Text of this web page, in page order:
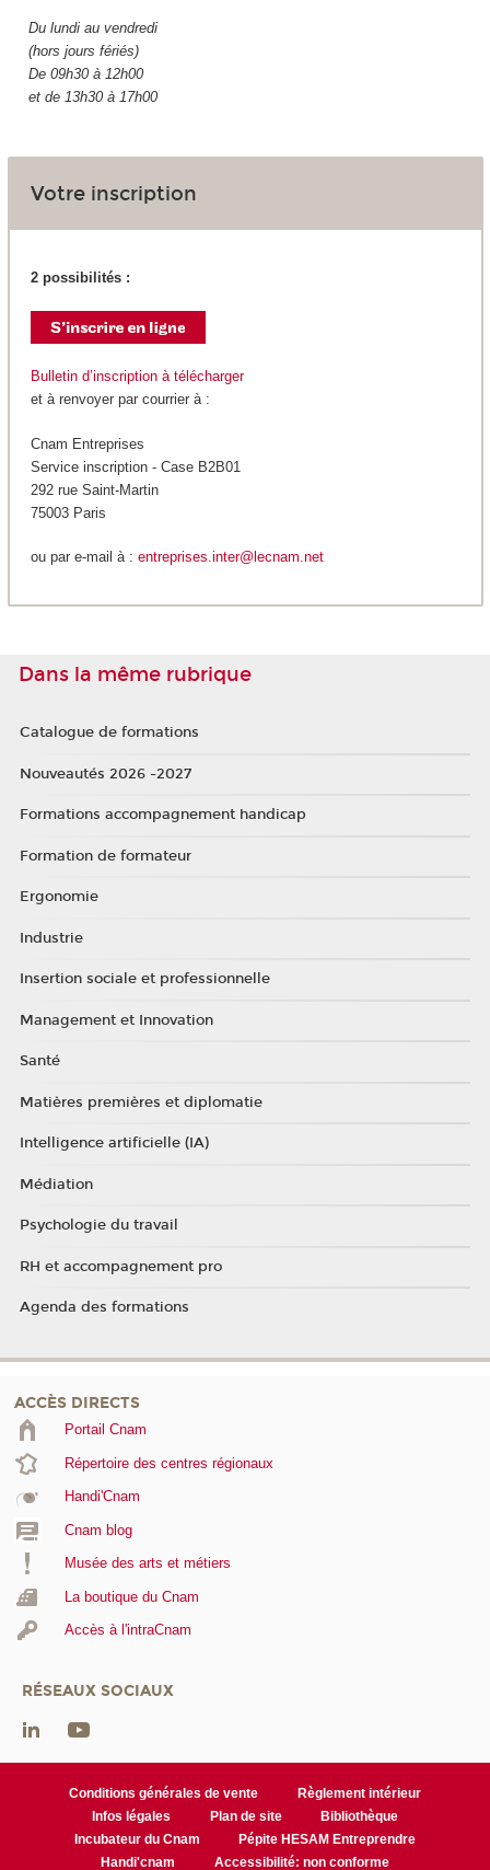
Du lundi au vendredi
(hors jours fériés)
De 09h30 à 12h00
et de 13h30 à 17h00
Votre inscription
2 possibilités :
Bulletin d’inscription à télécharger
et à renvoyer par courrier à :
Cnam Entreprises
Service inscription - Case B2B01
292 rue Saint-Martin
75003 Paris
ou par e-mail à : entreprises.inter@lecnam.net
Dans la même rubrique
Catalogue de formations
Nouveautés 2026 -2027
Formations accompagnement handicap
Formation de formateur
Ergonomie
Industrie
Insertion sociale et professionnelle
Management et Innovation
Santé
Matières premières et diplomatie
Intelligence artificielle (IA)
Médiation
Psychologie du travail
RH et accompagnement pro
Agenda des formations
ACCÈS DIRECTS
Portail Cnam
Répertoire des centres régionaux
Handi'Cnam
Cnam blog
Musée des arts et métiers
La boutique du Cnam
Accès à l'intraCnam
RÉSEAUX SOCIAUX
Conditions générales de vente
Règlement intérieur
Infos légales
Plan de site
Bibliothèque
Incubateur du Cnam
Pépite HESAM Entreprendre
Handi'cnam
Accessibilité: non conforme